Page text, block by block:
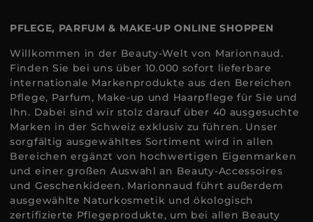
PFLEGE, PARFUM & MAKE-UP ONLINE SHOPPEN
Willkommen in der Beauty-Welt von Marionnaud.
Finden Sie bei uns über 10.000 sofort lieferbare
internationale Markenprodukte aus den Bereichen
Pflege, Parfum, Make-up und Haarpflege für Sie und
Ihn. Dabei sind wir stolz darauf über 40 ausgesuchte
Marken in der Schweiz exklusiv zu führen. Unser
sorgfältig ausgewähltes Sortiment wird in allen
Bereichen ergänzt von hochwertigen Eigenmarken
und einer großen Auswahl an Beauty-Accessoires
und Geschenkideen. Marionnaud führt außerdem
ausgewählte Naturkosmetik und ökologisch
zertifizierte Pflegeprodukte, um bei allen Beauty